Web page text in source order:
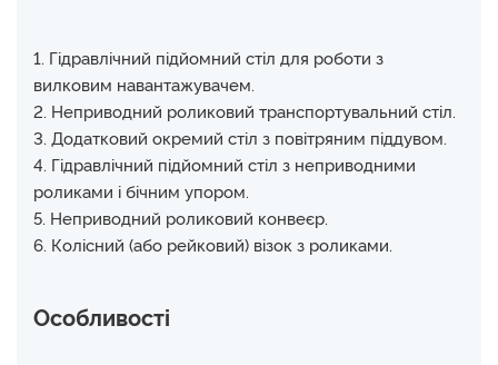
1. Гідравлічний підйомний стіл для роботи з
вилковим навантажувачем.
2. Неприводний роликовий транспортувальний стіл.
3. Додатковий окремий стіл з повітряним піддувом.
4. Гідравлічний підйомний стіл з неприводними
роликами і бічним упором.
5. Неприводний роликовий конвеєр.
6. Колісний (або рейковий) візок з роликами.
Особливості